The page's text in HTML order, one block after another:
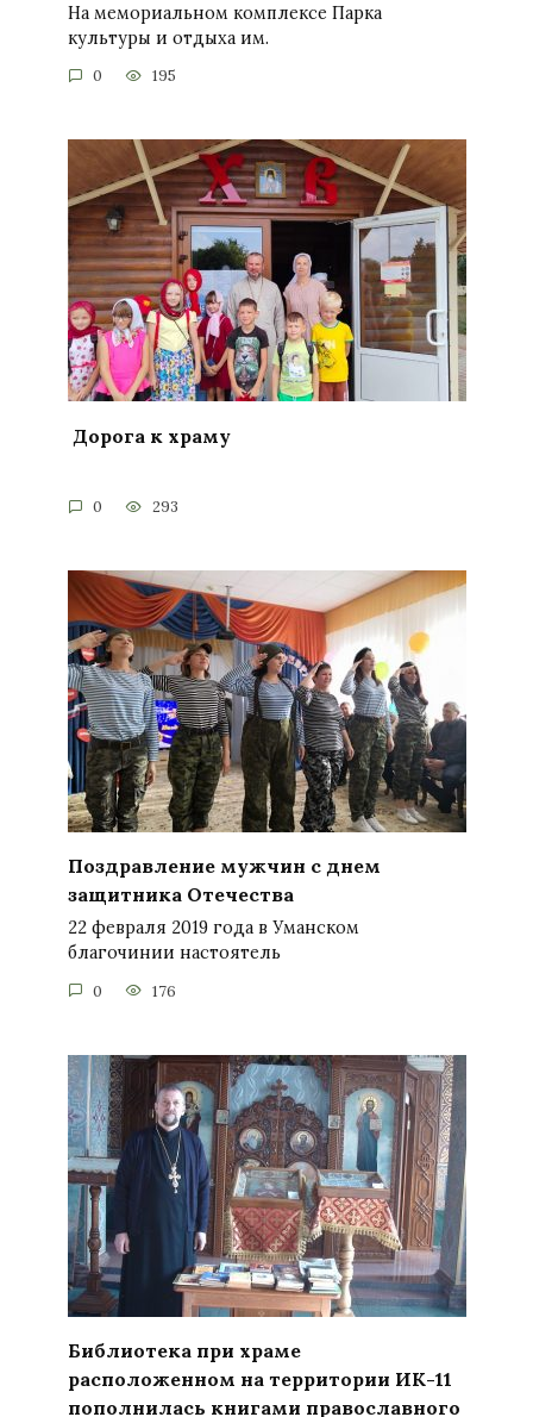
На мемориальном комплексе Парка
культуры и отдыха им.
0 195
Дорога к храму
0 293
Поздравление мужчин с днем
защитника Отечества
22 февраля 2019 года в Уманском
благочинии настоятель
0 176
Библиотека при храме
расположенном на территории ИК-11
пополнилась книгами православного